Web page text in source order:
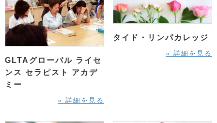
GLTAグローバル ライセ
ンス セラピスト アカデ
ミー
» 詳細を見る
タイド・リンパカレッジ
» 詳細を見る